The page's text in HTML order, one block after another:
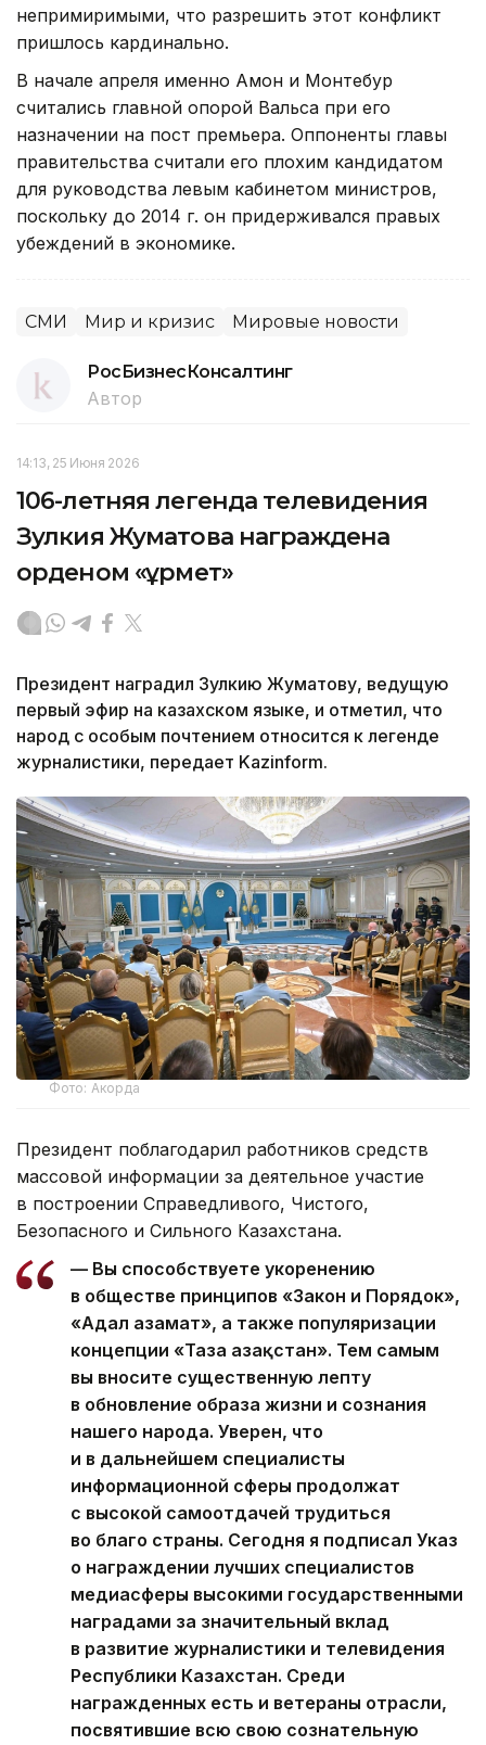
непримиримыми, что разрешить этот конфликт
пришлось кардинально.
В начале апреля именно Амон и Монтебур
считались главной опорой Вальса при его
назначении на пост премьера. Оппоненты главы
правительства считали его плохим кандидатом
для руководства левым кабинетом министров,
поскольку до 2014 г. он придерживался правых
убеждений в экономике.
СМИ Мир и кризис Мировые новости
РосБизнесКонсалтинг
Автор
14:13, 25 Июня 2026
106-летняя легенда телевидения
Зулкия Жуматова награждена
орденом «Құрмет»
Президент наградил Зулкию Жуматову, ведущую
первый эфир на казахском языке, и отметил, что
народ с особым почтением относится к легенде
журналистики, передает Kazinform.
Фото: Акорда
Президент поблагодарил работников средств
массовой информации за деятельное участие
в построении Справедливого, Чистого,
Безопасного и Сильного Казахстана.
— Вы способствуете укоренению
в обществе принципов «Закон и Порядок»,
«Адал азамат», а также популяризации
концепции «Таза Қазақстан». Тем самым
вы вносите существенную лепту
в обновление образа жизни и сознания
нашего народа. Уверен, что
и в дальнейшем специалисты
информационной сферы продолжат
с высокой самоотдачей трудиться
во благо страны. Сегодня я подписал Указ
о награждении лучших специалистов
медиасферы высокими государственными
наградами за значительный вклад
в развитие журналистики и телевидения
Республики Казахстан. Среди
награжденных есть и ветераны отрасли,
посвятившие всю свою сознательную